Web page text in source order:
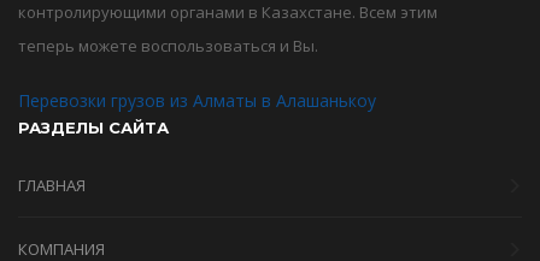
контролирующими органами в Казахстане. Всем этим
теперь можете воспользоваться и Вы.
Перевозки грузов из Алматы в Алашанькоу
РАЗДЕЛЫ САЙТА
ГЛАВНАЯ
КОМПАНИЯ